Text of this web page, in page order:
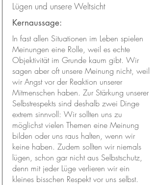
Lügen und unsere Weltsicht
Kernaussage:
In fast allen Situationen im Leben spielen
Meinungen eine Rolle, weil es echte
Objektivität im Grunde kaum gibt. Wir
sagen aber oft unsere Meinung nicht, weil
wir Angst vor der Reaktion unserer
Mitmenschen haben. Zur Stärkung unserer
Selbstrespekts sind deshalb zwei Dinge
extrem sinnvoll: Wir sollten uns zu
möglichst vielen Themen eine Meinung
bilden oder uns raus halten, wenn wir
keine haben. Zudem sollten wir niemals
lügen, schon gar nicht aus Selbstschutz,
denn mit jeder Lüge verlieren wir ein
kleines bisschen Respekt vor uns selbst.